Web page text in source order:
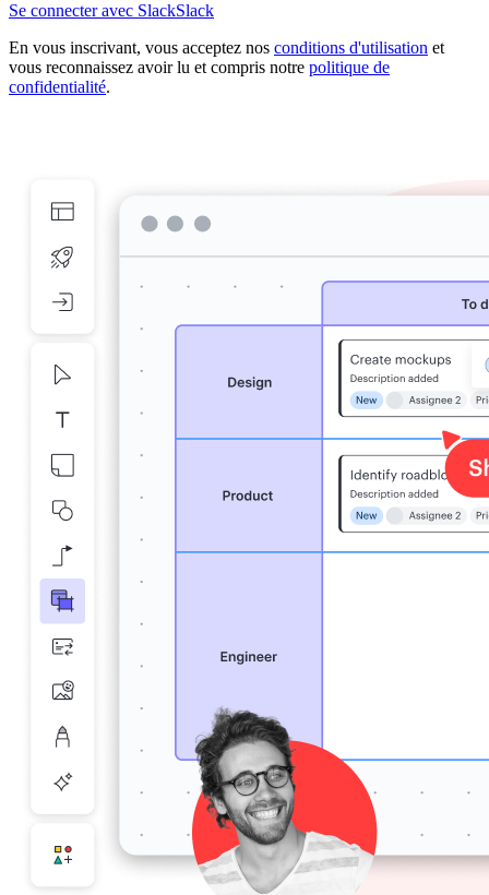
Se connecter avec SlackSlack
En vous inscrivant, vous acceptez nos conditions d'utilisation et
vous reconnaissez avoir lu et compris notre politique de
confidentialité.